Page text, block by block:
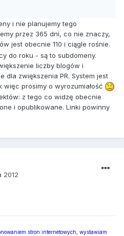
i nie planujemy tego
przez 365 dni, co nie znaczy,
jest obecnie 110 i ciągle rośnie.
do roku - są to subdomeny.
liczby blogów i
dla zwiększenia PR. System jest
więc prosimy o wyrozumiałość
z tego co widzę obecnie
i opublikowane. Linki powinny
2012
stron internetowych, wystawiam